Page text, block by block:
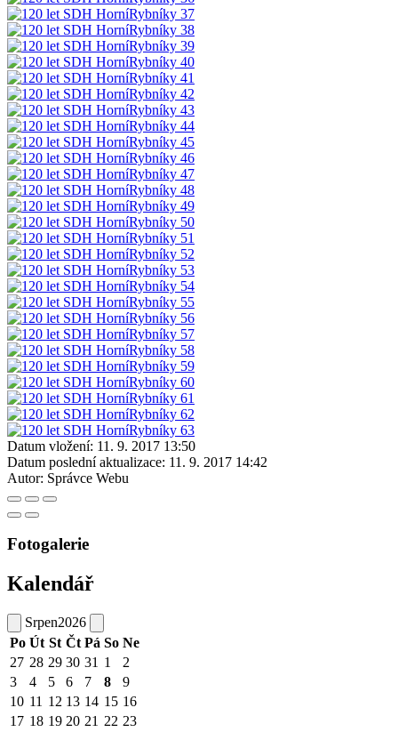
Datum vložení: 11. 9. 2017 13:50
Datum poslední aktualizace: 11. 9. 2017 14:42
Autor: Správce Webu
Fotogalerie
Kalendář
Srpen2026
Po Út St Čt Pá So Ne
27 28 29 30 31 1
2
3
4 5 6 7 8
9
10 11 12 13 14 15 16
17 18 19 20 21 22 23